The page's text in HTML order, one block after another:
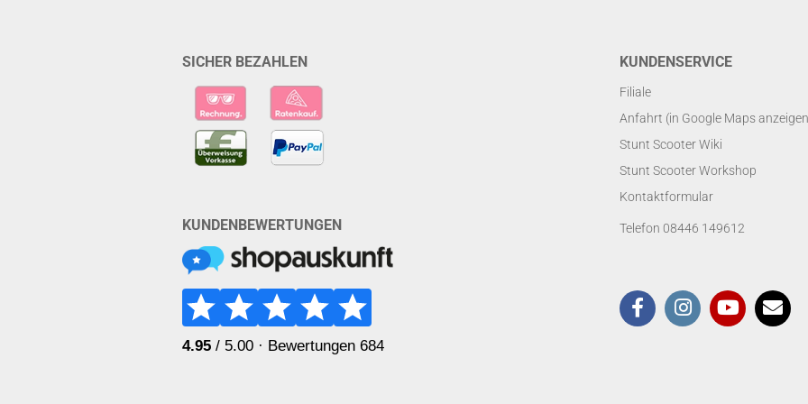
SICHER BEZAHLEN
KUNDENBEWERTUNGEN
KUNDENSERVICE
Filiale
Anfahrt (in Google Maps
Stunt Scooter Wiki
Stunt Scooter Workshop
Kontaktformular
Telefon 08446 149612